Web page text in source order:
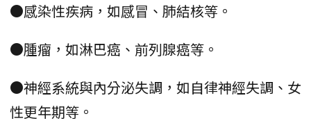
●感染性疾病，如感冒、肺結核等。
●腫瘤，如淋巴癌、前列腺癌等。
●神經系統與內分泌失調，如自律神經失調、女
性更年期等。